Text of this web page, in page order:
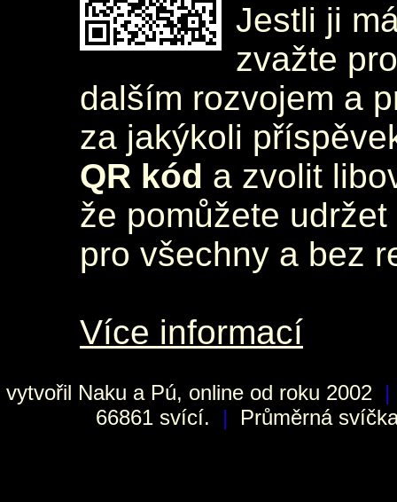
Jestli ji
zvažte
dalším rozvojem a
za jakýkoli
QR kód a zvolit
že pomůžete
pro všechny a bez
Více informací
vytvořil Naku a Pú, online od roku 2002 |
66861 svící.
| Průměrná